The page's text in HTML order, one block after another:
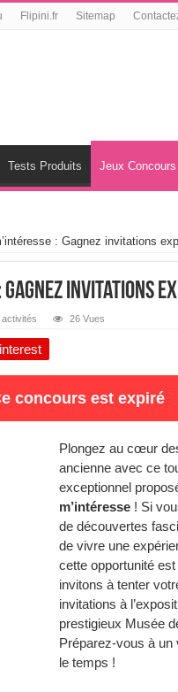
Flipini.fr Sitemap
Tests Produits Jeux Concours
: Gagnez invitations
invitations
26 Vues
concours est expiré
Plongez au cœur
ancienne avec ce
exceptionnel
m’intéresse ! Si
de découvertes
de vivre une
cette opportunité
invitons à tenter
invitations à
prestigieux Musée
Préparez-vous à un
le temps !